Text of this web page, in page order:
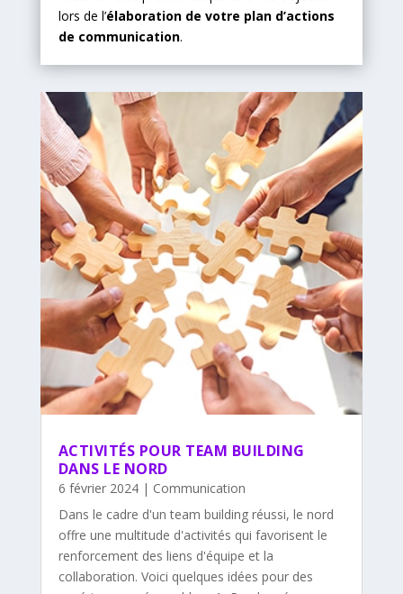
lors de l’élaboration de votre plan d’actions
de communication.
ACTIVITÉS POUR TEAM BUILDING
DANS LE NORD
6 février 2024| Communication
Dans le cadre d'un team building réussi, le nord
offre une multitude d'activités qui favorisent le
renforcement des liens d'équipe et la
collaboration. Voici quelques idées pour des